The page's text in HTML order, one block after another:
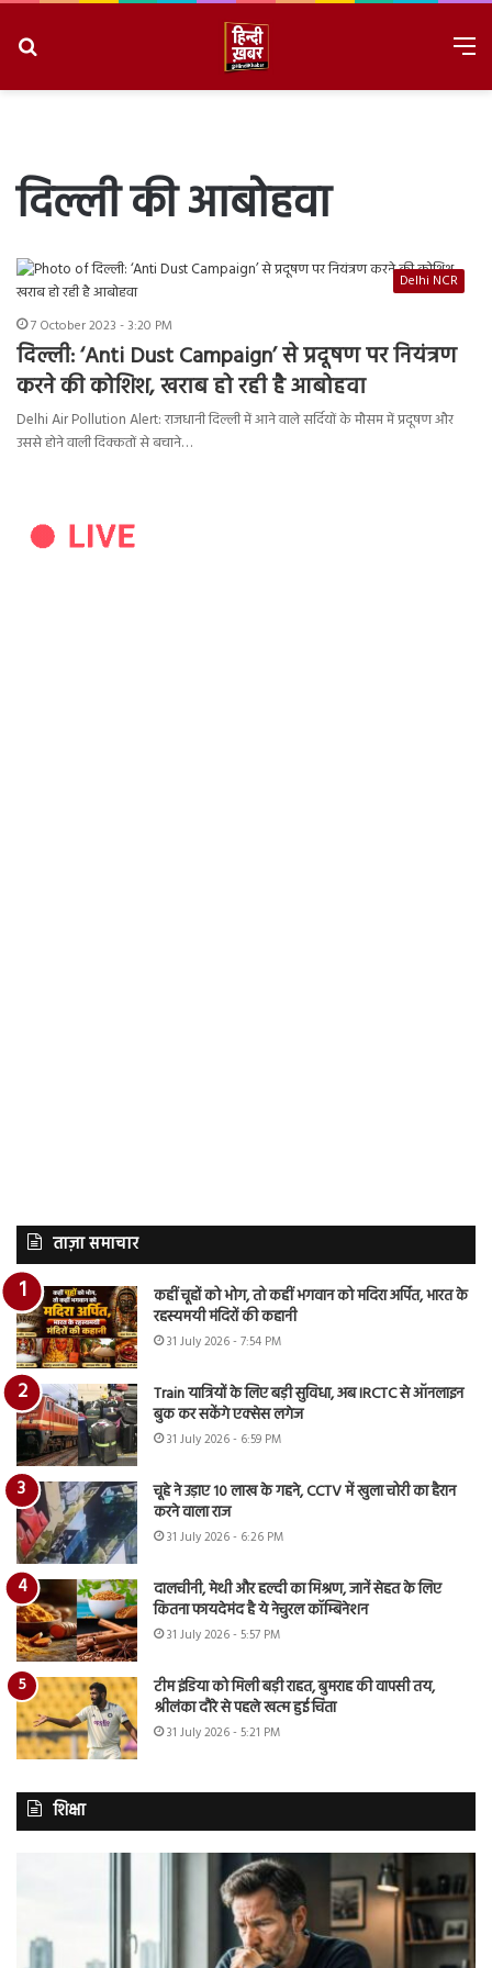
दिल्ली की आबोहवा
Delhi NCR
7 October 2023 - 3:20 PM
दिल्ली: ‘Anti Dust Campaign’ से प्रदूषण पर नियंत्रण
करने की कोशिश, खराब हो रही है आबोहवा
Delhi Air Pollution Alert: राजधानी दिल्ली में आने वाले सर्दियों के मौसम में प्रदूषण और
उससे होने वाली दिक्कतों से बचाने…
ताज़ा समाचार
कहीं चूहों को भोग, तो कहीं भगवान को मदिरा अर्पित, भारत के
रहस्यमयी मंदिरों की कहानी
31 July 2026 - 7:54 PM
Train यात्रियों के लिए बड़ी सुविधा, अब IRCTC से ऑनलाइन
बुक कर सकेंगे एक्सेस लगेज
31 July 2026 - 6:59 PM
चूहे ने उड़ाए 10 लाख के गहने, CCTV में खुला चोरी का हैरान
करने वाला राज
31 July 2026 - 6:26 PM
दालचीनी, मेथी और हल्दी का मिश्रण, जानें सेहत के लिए
कितना फायदेमंद है ये नेचुरल कॉम्बिनेशन
31 July 2026 - 5:57 PM
टीम इंडिया को मिली बड़ी राहत, बुमराह की वापसी तय,
श्रीलंका दौरे से पहले खत्म हुई चिंता
31 July 2026 - 5:21 PM
शिक्षा